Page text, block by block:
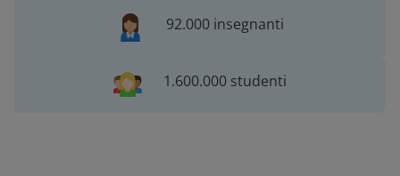
92.000 insegnanti
1.600.000 studenti